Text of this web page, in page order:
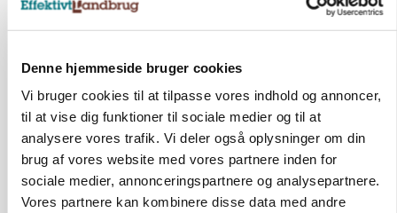
Denne hjemmeside bruger cookies
Vi bruger cookies til at tilpasse vores indhold og annoncer,
til at vise dig funktioner til sociale medier og til at
analysere vores trafik. Vi deler også oplysninger om din
brug af vores website med vores partnere inden for
sociale medier, annonceringspartnere og analysepartnere.
Vores partnere kan kombinere disse data med andre
Snart kan man søge tilskud til naturprojekter
Annonce
PLANTER